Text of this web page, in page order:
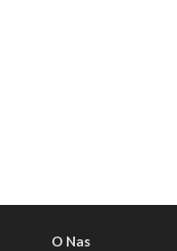
O Nas